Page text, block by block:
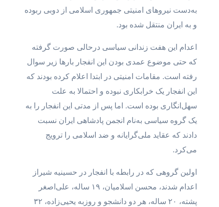
به‌دست نیروهای امنیتی جمهوری اسلامی از دوبی ربوده
و به ایران منتقل شده بود.
اعدام این هفت زندانی سیاسی درحالی صورت گرفته
که حتی موضوع عمدی بودن این انفجار بارها زیر سوال
رفته است. مقامات امنیتی در ابتدا اعلام کرده بودند که
این انفجار یک خرابکاری نبوده و احتمالا به علت
سهل‌انگاری بوده است. اما پس از مدتی این انفجار را به
یک گروه سیاسی به‌نام انجمن پادشاهی ایران نسبت
دادند که عقاید ملی‌گرایانه و ضد اسلامی را ترویج
می‌کرد.
اولین گروهی که در رابطه با انفجار در حسینیه شیراز
اعدام شدند، محسن اسلامیان، ۱۹ ساله، علی‌اصغر
پشته، ۲۰ ساله، هر دو دانشجو و روزبه یحیی‌زاده، ۳۲